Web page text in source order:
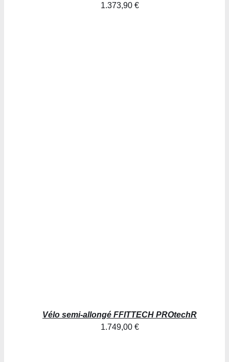
1.373,90 €
Vélo semi-allongé FFITTECH PROtechR
1.749,00 €